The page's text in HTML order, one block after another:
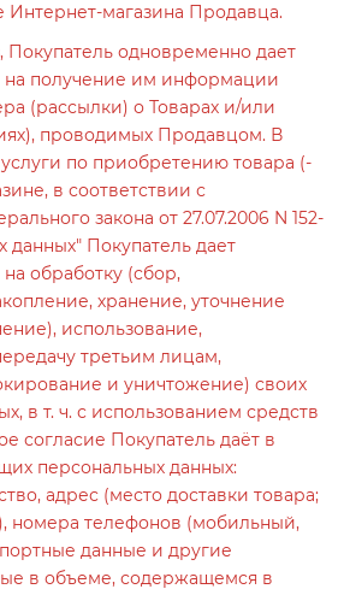
Интернет-магазина Продавца.
Покупатель одновременно дает
на получение им информации
(рассылки) о Товарах и/или
проводимых Продавцом. В
по приобретению товара (-
в соответствии с
закона от 27.07.2006 N 152-
Покупатель дает
обработку (сбор,
хранение, уточнение
использование,
третьим лицам,
и уничтожение) своих
в т. ч. с использованием средств
согласие Покупатель даёт в
персональных данных:
адрес (место доставки товара;
номера телефонов (мобильный,
данные и другие
в объеме, содержащемся в